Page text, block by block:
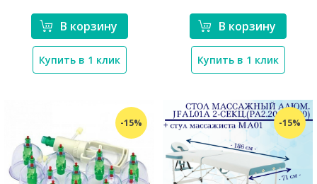
В корзину
Купить в 1 клик
В корзину
Купить в 1 клик
-15% -15%